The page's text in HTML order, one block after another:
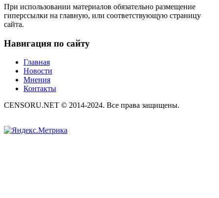
При использовании материалов обязательно размещение
гиперссылки на главную, или соответствующую страницу
сайта.
Навигация по сайту
Главная
Новости
Мнения
Контакты
CENSORU.NET © 2014-2024. Все права защищены.